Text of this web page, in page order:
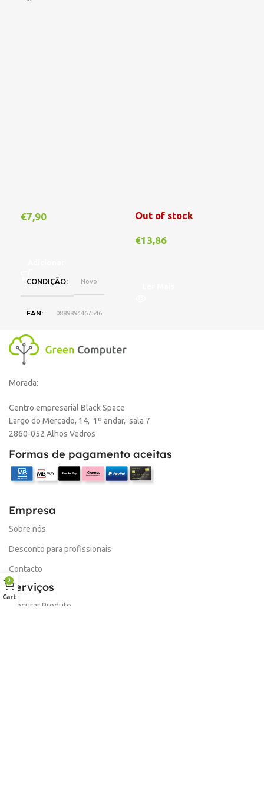
€7,90
CONDIÇÃO Novo
EAN 0889894467546
DISPONIBILIDADE
,
MARCA HP
Out of stock
€13,86
Morada:
Centro empresarial Black Space
Largo do Mercado, 14, 1º andar, sala 7
2860-052 Alhos Vedros
Formas de pagamento aceitas
Empresa
Sobre nós
Desconto para profissionais
Contacto
Serviços
Procurar Produto
0
Cart